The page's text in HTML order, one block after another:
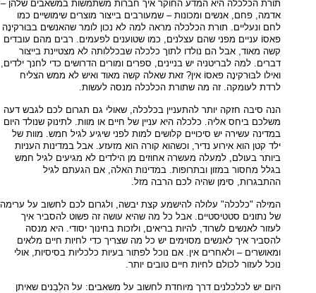
תורת הכלכלה היא המדע החוקר איך חברות משתמשות במשאבים שלהן –
אדמה, פחם, אנשים ומכונות – שמעורבים בייצור מוצרים שימושיים כמו
לחם ונעליים. תורת הכלכלה מראה למה לא נכון לומר שהאנשים בבּוּרקינָה
פאסוֹ עניים מפני שהם עצלנים, כמו שטוענים לפעמים. רבים מהם עובדים
קשה מאוד, אבל הם נולדו לתוך כלכלה שבכללותה לא מצטיינת בייצור
דברים. למה לבריטניה יש בניינים, ספרים ומורים הדרושים כדי לחנך ילדים,
ואילו לבּוּרקינָה פאסוֹ אין? זאת שאלה קשה מאוד ואיש לא ממש הצליח
לרדת לעומקה. זה מה שתורת הכלכלה מנסה לעשות.
הנה סיבה חזקה יותר להתעניין בכלכלה, שאולי גם תגרום לכם לגבש דעה
משלכם ביחס אליה. כלכלה היא עניין של חיים או מוות. לתינוק שנולד היום
במדינה עשירה יש סיכויים קלושים למות לפני שיגיע לגיל חמש. מוות של
ילד קטן הוא אירוע נדיר, וכשהוא קורה הוא מזעזע. אבל במדינות העניות
ביותר בעולם, למעלה מעשרה אחוזים מן הילדים לא מגיעים לגיל חמש
בגלל מחסור במזון ובתרופות. במדינות האלה, אם הגעתם לגיל
ההתבגרות, סימן שהיה לכם הרבה מזל.
המילה "כלכלה" עלולה להישמע קצת יבשה, ולגרום לכם לחשוב על ערימה
של נתונים סטטיסטיים. אבל כל מה שהיא עושה זה פשוט להסביר איך
לעזור לאנשים לשרוד, להיות בריאים, ולזכות בחינוך יסודי. היא מנסה
להסביר איך לאנשים מסוימים יש כל מה שצריך כדי לחיות חיים מלאים
ומאושרים – ולאחרים אין. אם נוכל לפתור בעיות כלכליות בסיסיות, אולי
נוכל לעזור לכולם לחיות חיים טובים יותר.
היום יש לכלכלנים דרך מיוחדת לחשוב על משאבים: על הלְבֵנים שאיתן